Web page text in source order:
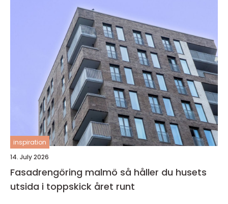
inspiration
14. July 2026
Fasadrengöring malmö så håller du husets
utsida i toppskick året runt